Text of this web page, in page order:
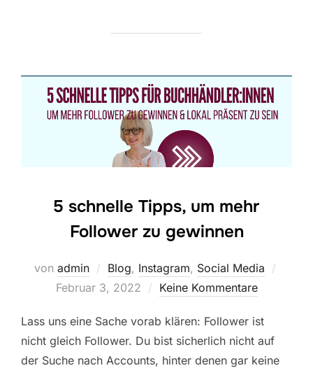
5 schnelle Tipps, um mehr
Follower zu gewinnen
von admin Blog, Instagram, Social Media
Februar 3, 2022 Keine Kommentare
Lass uns eine Sache vorab klären: Follower ist
nicht gleich Follower. Du bist sicherlich nicht auf
der Suche nach Accounts, hinter denen gar keine